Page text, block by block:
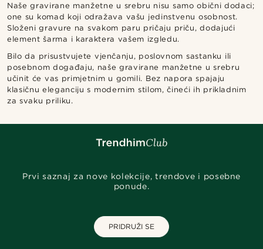
Naše gravirane manžetne u srebru nisu samo obični dodaci;
one su komad koji odražava vašu jedinstvenu osobnost.
Složeni gravure na svakom paru pričaju priču, dodajući
element šarma i karaktera vašem izgledu.
Bilo da prisustvujete vjenčanju, poslovnom sastanku ili
posebnom događaju, naše gravirane manžetne u srebru
učinit će vas primjetnim u gomili. Bez napora spajaju
klasičnu eleganciju s modernim stilom, čineći ih prikladnim
za svaku priliku.
Prvi saznaj za nove kolekcije, trendove i posebne
ponude.
PRIDRUŽI SE